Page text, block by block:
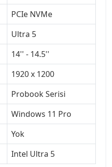
PCIe NVMe
Ultra 5
14'' - 14.5''
1920 x 1200
Probook Serisi
Windows 11 Pro
Yok
Intel Ultra 5